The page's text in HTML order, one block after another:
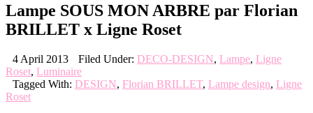
Lampe SOUS MON ARBRE par Florian
BRILLET x Ligne Roset
4 April 2013 Filed Under: DECO-DESIGN, Lampe, Ligne
Roset, Luminaire
Tagged With: DESIGN, Florian BRILLET, Lampe design, Ligne
Roset